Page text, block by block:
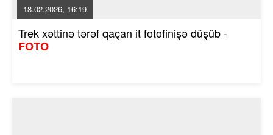
18.02.2026, 16:19
Trek xəttinə tərəf qaçan it fotofinişə düşüb -
FOTO